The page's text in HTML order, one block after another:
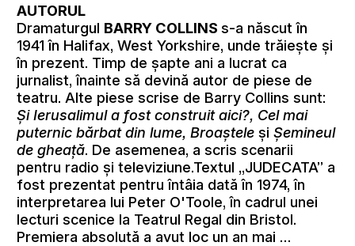
AUTORUL
Dramaturgul BARRY COLLINSs-a născut în
1941 în Halifax, West Yorkshire, unde trăieşte şi
în prezent. Timp de şapte ani a lucrat ca
jurnalist, înainte să devină autor de piese de
teatru. Alte piese scrise de Barry Collins sunt:
Şi Ierusalimul a fost construit aici?, Cel mai
puternic bărbat din lume, Broaştele şiŞemineul
de gheaţă. De asemenea, a scris scenarii
pentru radio şi televiziune.Textul „JUDECATA” a
fost prezentat pentru întâia dată în 1974, în
interpretarea lui Peter O'Toole, în cadrul unei
lecturi scenice la Teatrul Regal din Bristol.
Premiera absolută a avut loc un an mai …